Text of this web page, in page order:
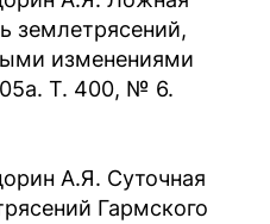
землетрясений,
изменениями
Т. 400, № 6.
А.Я. Суточная
Гармского